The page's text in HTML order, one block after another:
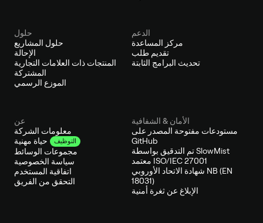
حلول
حلول المشاريع
الإحالة
المنتجات ذات العلامات التجارية
المشتركة
الموزع الرسمي
الدعم
مركز المساعدة
تقديم طلب
تحديث البرامج الثابتة
عن
معلومات الشركة
حياة مهنية
التوظيف
مجموعات الوسائط
سياسة الخصوصية
اتفاقية المستخدم
التحقق من الفريق
الأمان & الشفافية
مستودعات مفتوحة المصدر على
GitHub
تم التدقيق بواسطة SlowMist
معتمد ISO/IEC 27001
شهادة الاتحاد الأوروبي NB (EN
18031)
الإبلاغ عن ثغرة أمنية